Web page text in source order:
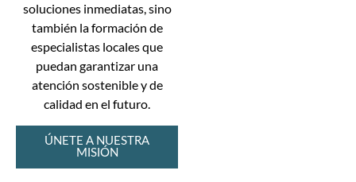
soluciones inmediatas, sino
también la formación de
especialistas locales que
puedan garantizar una
atención sostenible y de
calidad en el futuro.
ÚNETE A NUESTRA
MISIÓN